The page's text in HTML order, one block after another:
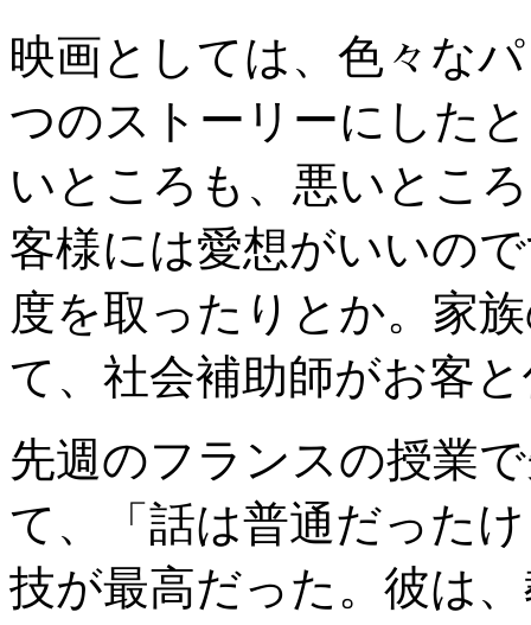
映画としては、色々な
つのストーリーにした
いところも、悪いとこ
客様には愛想がいいの
度を取ったりとか。家
て、社会補助師がお客
先週のフランスの授業
て、「話は普通だった
技が最高だった。彼は